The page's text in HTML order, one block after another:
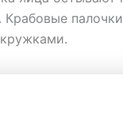
Крабовые